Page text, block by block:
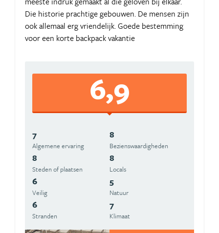
Die historie prachtige gebouwen. De mensen zijn
ook allemaal erg vriendelijk. Goede bestemming
voor een korte backpack vakantie
6,9
7
Algemene ervaring
8
Beziens­waardigheden
8
Steden of plaatsen
8
Locals
6
Veilig
5
Natuur
6
Stranden
7
Klimaat